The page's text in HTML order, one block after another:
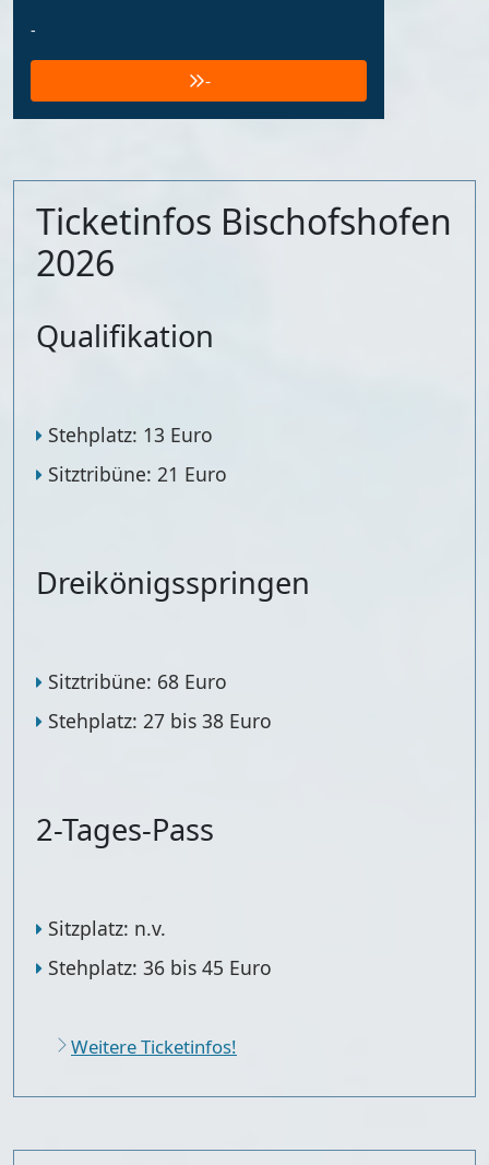
-
-
Ticketinfos Bischofshofen
2026
Qualifikation
Stehplatz: 13 Euro
Sitztribüne: 21 Euro
Dreikönigsspringen
Sitztribüne: 68 Euro
Stehplatz: 27 bis 38 Euro
2-Tages-Pass
Sitzplatz: n.v.
Stehplatz: 36 bis 45 Euro
Weitere Ticketinfos!